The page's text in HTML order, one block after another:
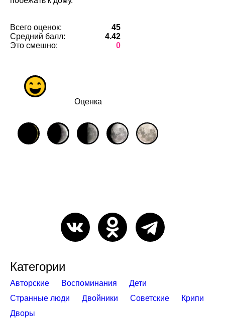
Всего оценок:
45
Средний балл:
4.42
Это смешно:
0
Оценка
Категории
Авторские Воспоминания
Дети
Странные люди
Двойники Советские
Крипи
Дворы